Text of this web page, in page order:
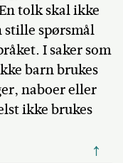
tolk skal ikke
stille spørsmål
I saker som
barn brukes
naboer eller
ikke brukes
↑